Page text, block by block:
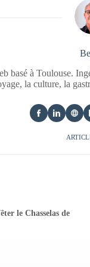
basé à Toulouse.
la culture, la
le Chasselas de